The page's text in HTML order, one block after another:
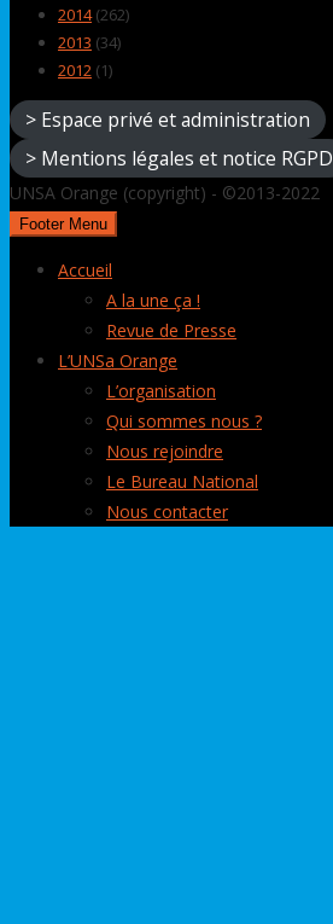
2014(262)
2013 (34)
2012 (1)
> Espace privé et administration
> Mentions légales et notice RGPD
UNSA Orange (copyright) - ©2013-2022
Footer Menu
Accueil
A la une ça !
Revue de Presse
L’UNSa Orange
L’organisation
Qui sommes nous ?
Nous rejoindre
Le Bureau National
Nous contacter